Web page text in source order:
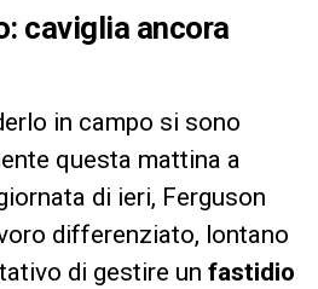
caviglia ancora
in campo si sono
questa mattina a
di ieri, Ferguson
differenziato, lontano
di gestire un fastidio